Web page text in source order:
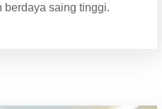
berdaya saing tinggi.